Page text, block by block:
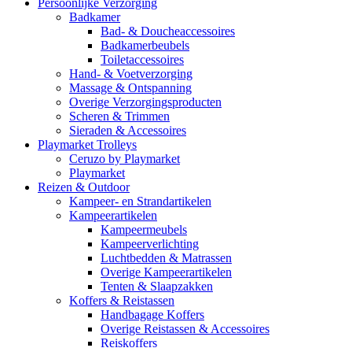
Persoonlijke Verzorging
Badkamer
Bad- & Doucheaccessoires
Badkamerbeubels
Toiletaccessoires
Hand- & Voetverzorging
Massage & Ontspanning
Overige Verzorgingsproducten
Scheren & Trimmen
Sieraden & Accessoires
Playmarket Trolleys
Ceruzo by Playmarket
Playmarket
Reizen & Outdoor
Kampeer- en Strandartikelen
Kampeerartikelen
Kampeermeubels
Kampeerverlichting
Luchtbedden & Matrassen
Overige Kampeerartikelen
Tenten & Slaapzakken
Koffers & Reistassen
Handbagage Koffers
Overige Reistassen & Accessoires
Reiskoffers